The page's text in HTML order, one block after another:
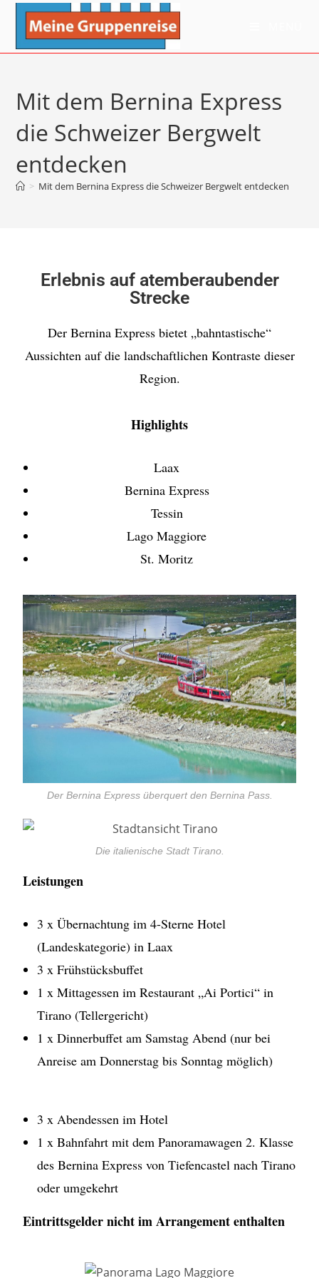
Mit dem Bernina Express
die Schweizer Bergwelt
entdecken
> Mit dem Bernina Express die Schweizer Bergwelt entdecken
Erlebnis auf atemberaubender
Strecke
Der Bernina Express bietet „bahntastische“
Aussichten auf die landschaftlichen Kontraste dieser
Region.
Highlights
Laax
Bernina Express
Tessin
Lago Maggiore
St. Moritz
Der Bernina Express überquert den Bernina Pass.
Die italienische Stadt Tirano.
Leistungen
3 x Übernachtung im 4-Sterne Hotel
(Landeskategorie) in Laax
3 x Frühstücksbuffet
1 x Mittagessen im Restaurant „Ai Portici“ in
Tirano (Tellergericht)
1 x Dinnerbuffet am Samstag Abend (nur bei
Anreise am Donnerstag bis Sonntag möglich)
3 x Abendessen im Hotel
1 x Bahnfahrt mit dem Panoramawagen 2. Klasse
des Bernina Express von Tiefencastel nach Tirano
oder umgekehrt
Eintrittsgelder nicht im Arrangement enthalten